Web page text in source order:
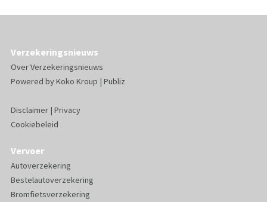
Verzekeringsnieuws
Over Verzekeringsnieuws
Powered byKoko Kroup | Publiz
Disclaimer| Privacy
Cookiebeleid
Vervoer
Autoverzekering
Bestelautoverzekering
Bromfietsverzekering